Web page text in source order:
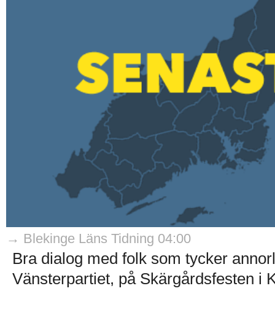
→ Blekinge Läns Tidning 04:00
Bra dialog med folk som tycker
Vänsterpartiet, på Skärgårdsfesten i